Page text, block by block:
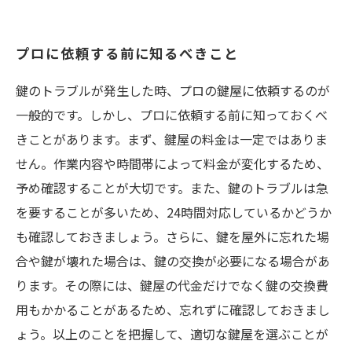
プロに依頼する前に知るべきこと
鍵のトラブルが発生した時、プロの鍵屋に依頼するのが
一般的です。しかし、プロに依頼する前に知っておくべ
きことがあります。まず、鍵屋の料金は一定ではありま
せん。作業内容や時間帯によって料金が変化するため、
予め確認することが大切です。また、鍵のトラブルは急
を要することが多いため、24時間対応しているかどうか
も確認しておきましょう。さらに、鍵を屋外に忘れた場
合や鍵が壊れた場合は、鍵の交換が必要になる場合があ
ります。その際には、鍵屋の代金だけでなく鍵の交換費
用もかかることがあるため、忘れずに確認しておきまし
ょう。以上のことを把握して、適切な鍵屋を選ぶことが